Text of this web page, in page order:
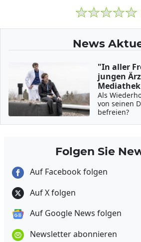
News
"In aller
jungen
Mediathek
Als
von seinen
befreien?
Folgen Sie
Auf Facebook folgen
Auf X folgen
Auf Google News folgen
Newsletter abonnieren